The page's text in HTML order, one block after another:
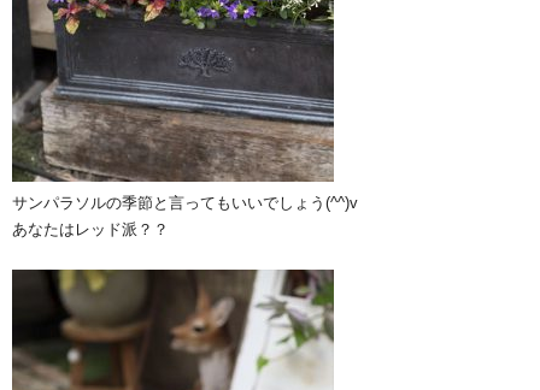
サンパラソルの季節と言ってもいいでしょう(^^)v
あなたはレッド派？？